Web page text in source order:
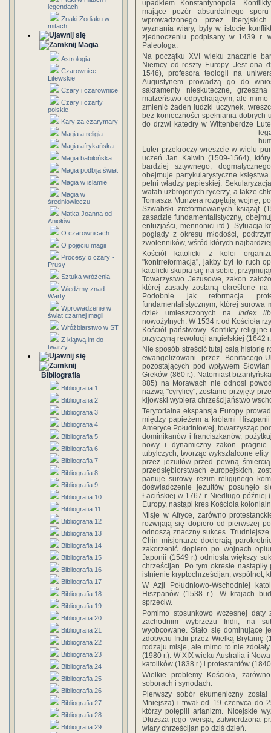
legendach
Znaki Zodiaku w
mitach
Magia
Astrologia
Czarownice
Litewskie
Czary i czarownice
Czary i czarty
polskie
Kary za czarymary
Magia a religia
Magia afrykańska
Magia babilońska
Magia podbija świat
Magia w islamie
Magia w
średniowieczu
Matka Joanna od
Aniołów
O czarownicach
O pojęciu magii
Procesy o czary -
Prusy
Sztuka wróżenia
Wiedźmy znad
Warty
Wprowadzenie w
świat czarnej magii
Wróżbiarstwo w ST
Z klątwą im do
twarzy
Bibliografia
Bibliografia 1
Bibliografia 2
Bibliografia 3
Bibliografia 4
Bibliografia 5
Bibliografia 6
Bibliografia 7
Bibliografia 8
Bibliografia 9
Bibliografia 10
Bibliografia 11
Bibliografia 12
Bibliografia 13
Bibliografia 14
Bibliografia 15
Bibliografia 16
Bibliografia 17
Bibliografia 18
Bibliografia 19
Bibliografia 20
Bibliografia 21
Bibliografia 22
Bibliografia 23
Bibliografia 24
Bibliografia 25
Bibliografia 26
Bibliografia 27
Bibliografia 28
Bibliografia 29
upadkiem Konstantynopola.
mające pozór absurdalnego
wprowadzonego przez iberyjskich
wyznania wiary, były w istocie
zjednoczeniu podpisany w 1439 r.
Paleologa.
Na początku XVI wieku znacznie
Niemcy od reszty Europy. Jest ona
1546), profesora teologii na
Augustynem prowadzą go do
sakramenty nieskuteczne,
małżeństwo odpychającym, ale
zmienić żaden ludzki uczynek,
bez konieczności spełniania dobrych
do drzwi katedry w Wittenberdze
Luter przekroczy wreszcie w wielu
uczeń Jan Kalwin (1509-1564),
bardziej sztywnego,
obejmuje partykularystyczne
pełni władzy papieskiej.
watah uzbrojonych rycerzy, a także
Tomasza Munzera rozpętują wojnę,
Szwabski zreformowanych książąt
zasadzie fundamentalistyczny,
entuzjaści, mennonici itd.). Sytuacja
poglądy z okresu młodości,
zwolenników, wśród których
Kościół katolicki z kolei
"kontrreformacją", jakby był to ruch
katolicki skupia się na sobie,
Towarzystwo Jezusowe, zakon
której zasady zostaną określone
Podobnie jak reformacja
fundamentalistycznym, której surowa
dzieł umieszczonych na Index
nowożytnych. W 1534 r. od Kościoła
Kościół państwowy. Konflikty
przyczyną rewolucji angielskiej (1642
Nie sposób streścić tutaj całą
ewangelizowani przez
pozostających pod wpływem
Greków (860 r.). Natomiast
885) na Morawach nie odnosi
nazwą "cyrylicy", zostanie przyjęty
kijowski wybiera chrześcijaństwo
Terytorialna ekspansja Europy
między papieżem a królami
Ameryce Południowej, towarzysząc
dominikanów i franciszkanów,
nowy i dynamiczny zakon pragnie
tubylczych, tworząc wykształcone
przez jezuitów przed pewną
przedsiębiorstwach europejskich,
panuje surowy reżim religijnego
doświadczenie jezuitów posunęło
Łacińskiej w 1767 r. Niedługo
Europy, nastąpi kres Kościoła
Misje w Afryce, zarówno
rozwijają się dopiero od pierwszej
odnoszą znaczny sukces.
Chin misjonarze docierają
zakorzenić dopiero po wojnach
Japonii (1549 r.) odniosła większy
chrześcijan. Po tym okresie
istnienie kryptochrześcijan, wspólnot,
W Azji Południowo-Wschodniej
Hiszpanów (1538 r.). W krajach
sprzeciw.
Pomimo stosunkowo wczesnej daty
zachodnim wybrzeżu Indii, na
wyobcowane. Stało się dominujące
zdobyciu Indii przez Wielką Brytanię
rodzaju misje, ale mimo to nie
(1980 r.). W XIX wieku Australia i
katolików (1838 r.) i protestantów
Wielkie problemy Kościoła,
soborach i synodach.
Pierwszy sobór ekumeniczny
Mniejsza) i trwał od 19 czerwca do
którzy potępili arianizm. Nicejskie
Dłuższa jego wersja, zatwierdzona
wiary chrześcijan po dziś dzień.